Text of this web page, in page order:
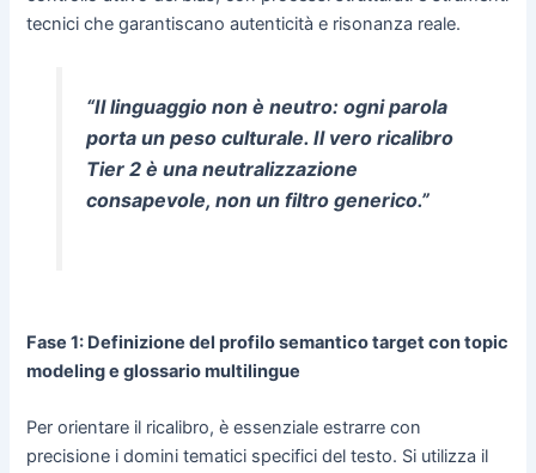
tecnici che garantiscano autenticità e risonanza reale.
“Il linguaggio non è neutro: ogni parola
porta un peso culturale. Il vero ricalibro
Tier 2 è una neutralizzazione
consapevole, non un filtro generico.”
Fase 1: Definizione del profilo semantico target con topic
modeling e glossario multilingue
Per orientare il ricalibro, è essenziale estrarre con
precisione i domini tematici specifici del testo. Si utilizza il